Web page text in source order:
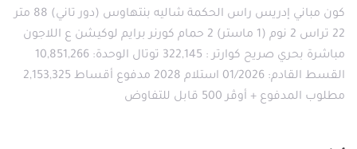
كون مباني إدريس راس الحكمة شاليه بنتهاوس (دور تاني) 88 متر
22 تراس 2 نوم (1 ماستر) 2 حمام كورنر برايم لوكيشن ع اللاجون
مباشرة بحري صريح كوارتر : 322,145 توتال الوحدة: 10,851,266
القسط القادم: 01/2026 استلام 2028 مدفوع أقساط 2,153,325
مطلوب المدفوع + أوڤر 500 قابل للتفاوض